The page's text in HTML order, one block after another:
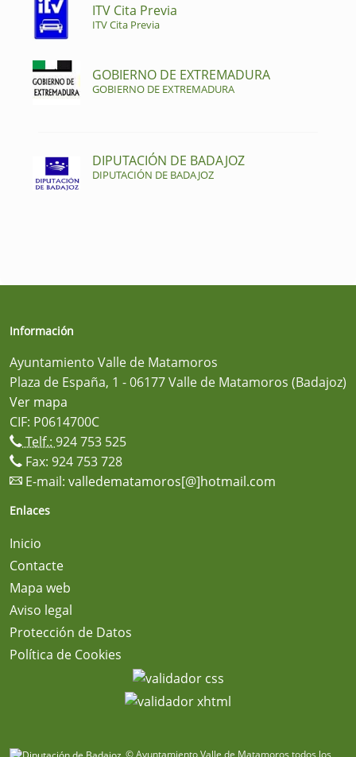
ITV Cita Previa
ITV Cita Previa
GOBIERNO DE EXTREMADURA
GOBIERNO DE EXTREMADURA
DIPUTACIÓN DE BADAJOZ
DIPUTACIÓN DE BADAJOZ
Información
Ayuntamiento Valle de Matamoros
Plaza de España, 1 - 06177 Valle de Matamoros (Badajoz)
Ver mapa
CIF: P0614700C
Telf.: 924 753 525
Fax: 924 753 728
E-mail: valledematamoros[@]hotmail.com
Enlaces
Inicio
Contacte
Mapa web
Aviso legal
Protección de Datos
Política de Cookies